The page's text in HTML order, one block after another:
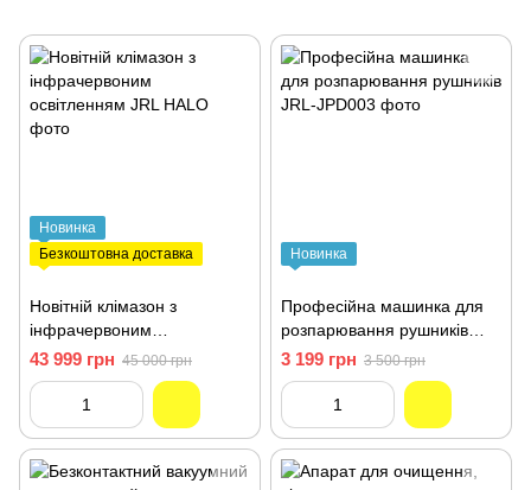
Новинка
Безкоштовна доставка
Новітній клімазон з
інфрачервоним
освітленням JRL HALO
43 999 грн 45 000 грн
Новинка
Професійна машинка для
розпарювання рушників
JRL-JPD003
3 199 грн 3 500 грн